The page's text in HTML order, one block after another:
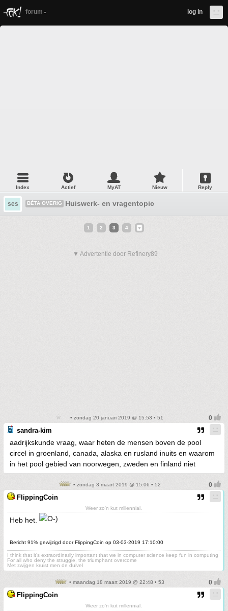
forum log in
Index Actief MyAT Nieuw Reply
ses BÈTA OVERIG Huiswerk- en vragentopic
1 2 3 4
▼ Advertentie door Refinery89
• zondag 20 januari 2019 @ 15:53 • 51
sandra-kim
aadrijkskunde vraag, waar heten de mensen boven de pool
circel in groenland, canada, alaska en rusland inuits en waarom
in het pool gebied van noorwegen, zweden en finland niet
• zondag 3 maart 2019 @ 15:06 • 52
FlippingCoin
Weer zo'n kut millennial.
Heb het.
Bericht 91% gewijzigd door FlippingCoin op 03-03-2019 17:10:00
I think that it’s extraordinarily important that we in computer science keep fun in computing
For all who deny the struggle, the triumphant overcome
Met zwijgen kruist men de duivel
• maandag 18 maart 2019 @ 22:48 • 53
FlippingCoin
Weer zo'n kut millennial.